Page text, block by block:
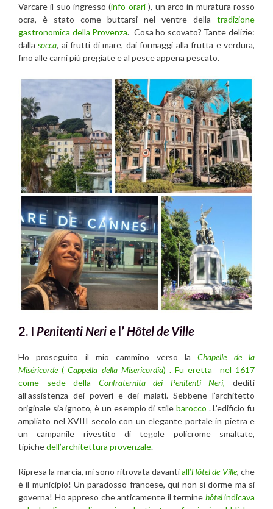
Varcare il suo ingresso (info orari), un arco in muratura rosso
ocra, è stato come buttarsi nel ventre della tradizione
gastronomica della Provenza. Cosa ho scovato? Tante delizie:
dallasocca, ai frutti di mare, dai formaggi alla frutta e verdura,
fino alle carni più pregiate e al pesce appena pescato.
2. I Penitenti Neri e l’Hôtel de Ville
Ho proseguito il mio cammino verso laChapelle de la
Miséricorde(Cappella della Misericordia) . Fu eretta nel 1617
come sede della Confraternita dei Penitenti Neri, dediti
all’assistenza dei poveri e dei malati. Sebbene l’architetto
originale sia ignoto, è un esempio di stile barocco . L’edificio fu
ampliato nel XVIII secolo con un elegante portale in pietra e
un campanile rivestito di tegole policrome smaltate,
tipichedell’architettura provenzale.
Ripresa la marcia, mi sono ritrovata davantiall’Hôtel de Ville, che
è il municipio! Un paradosso francese, qui non si dorme ma si
governa! Ho appreso che anticamente il termine hôtelindicava